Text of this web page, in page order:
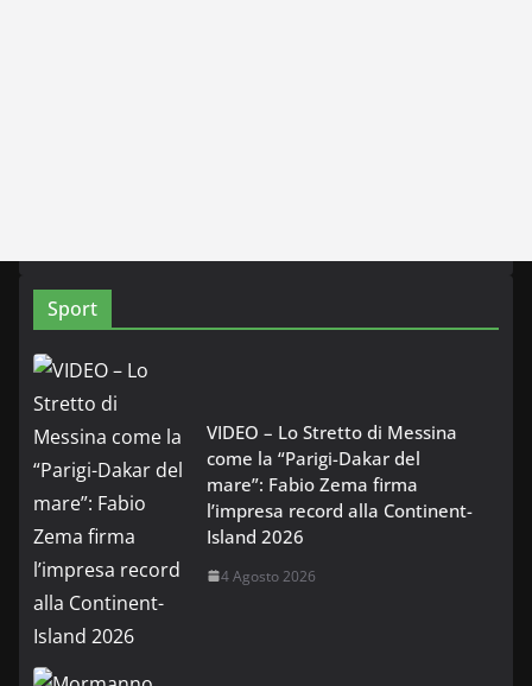
Sport
VIDEO – Lo Stretto di Messina
come la “Parigi-Dakar del
mare”: Fabio Zema firma
l’impresa record alla Continent-
Island 2026
4 Agosto 2026